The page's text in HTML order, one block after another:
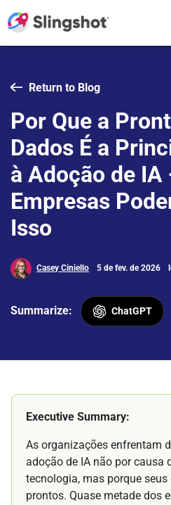
Return to Blog
Por Que a
Dados É a
à Adoção de IA
Empresas
Isso
Casey Ciniello 5 de fev. de 2026
Summarize: ChatGPT
Executive Summary:
As organizações enfrentam
adoção de IA não por causa
tecnologia, mas porque
prontos. Quase metade dos